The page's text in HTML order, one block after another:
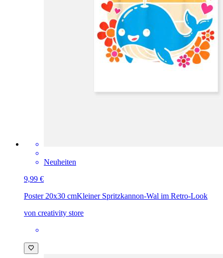
Neuheiten
9,99 €
Poster 20x30 cmKleiner Spritzkannon-Wal im Retro-Look
von creativity store